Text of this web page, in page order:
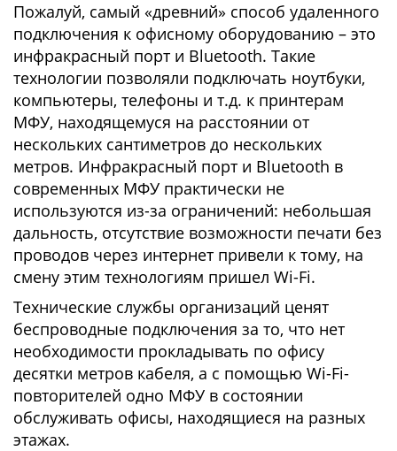
Пожалуй, самый «древний» способ удаленного
подключения к офисному оборудованию – это
инфракрасный порт и Bluetooth. Такие
технологии позволяли подключать ноутбуки,
компьютеры, телефоны и т.д. к принтерам
МФУ, находящемуся на расстоянии от
нескольких сантиметров до нескольких
метров. Инфракрасный порт и Bluetooth в
современных МФУ практически не
используются из-за ограничений: небольшая
дальность, отсутствие возможности печати без
проводов через интернет привели к тому, на
смену этим технологиям пришел Wi-Fi.
Технические службы организаций ценят
беспроводные подключения за то, что нет
необходимости прокладывать по офису
десятки метров кабеля, а с помощью Wi-Fi-
повторителей одно МФУ в состоянии
обслуживать офисы, находящиеся на разных
этажах.